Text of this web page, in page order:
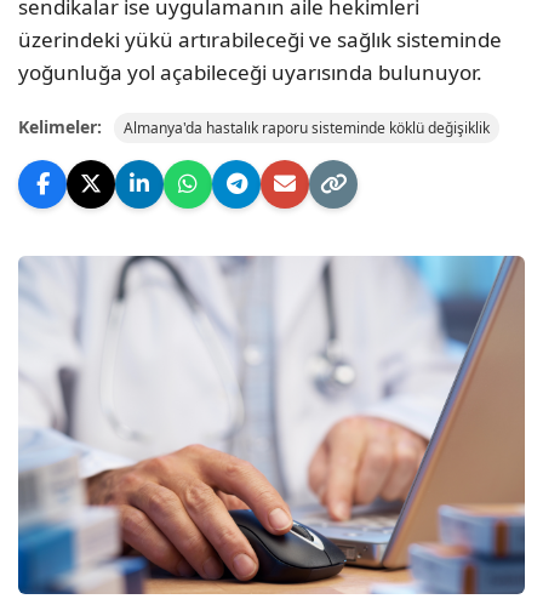
sendikalar ise uygulamanın aile hekimleri
üzerindeki yükü artırabileceği ve sağlık sisteminde
yoğunluğa yol açabileceği uyarısında bulunuyor.
Kelimeler: Almanya'da hastalık raporu sisteminde köklü değişiklik